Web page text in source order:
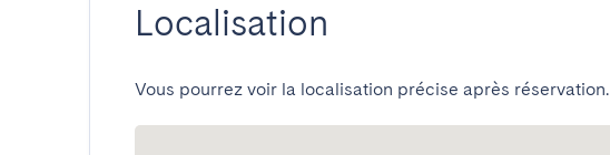
Localisation
Vous pourrez voir la localisation précise après réservation.